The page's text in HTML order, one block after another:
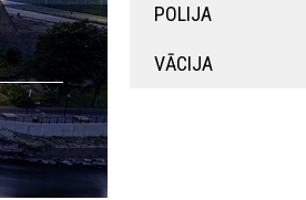
POLIJA
VĀCIJA